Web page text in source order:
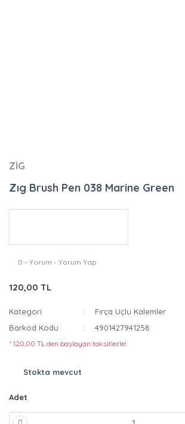
ZİG
Zıg Brush Pen 038 Marine Green
0 - Yorum - Yorum Yap
120,00 TL
Kategori
Fırça Uçlu Kalemler
Barkod Kodu
4901427941258
* 120,00 TL den başlayan taksitlerle!
Stokta mevcut
Adet